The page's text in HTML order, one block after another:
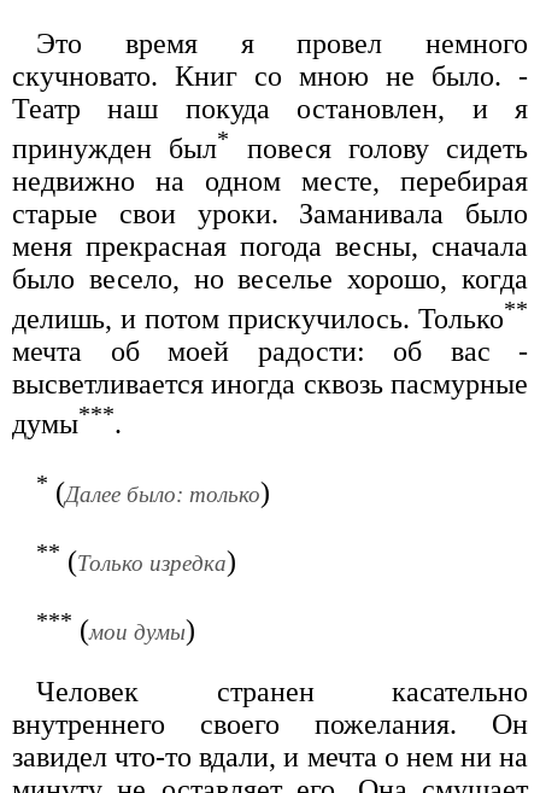
Это время я провел немного
скучновато. Книг со мною не было. -
Театр наш покуда остановлен, и я
принужден был*
повеся голову сидеть
недвижно на одном месте, перебирая
старые свои уроки. Заманивала было
меня прекрасная погода весны, сначала
было весело, но веселье хорошо, когда
делишь, и потом прискучилось. Только**
мечта об моей радости: об вас -
высветливается иногда сквозь пасмурные
думы***.
* (Далее было: только)
** (Только изредка)
*** (мои думы)
Человек странен касательно
внутреннего своего пожелания. Он
завидел что-то вдали, и мечта о нем ни на